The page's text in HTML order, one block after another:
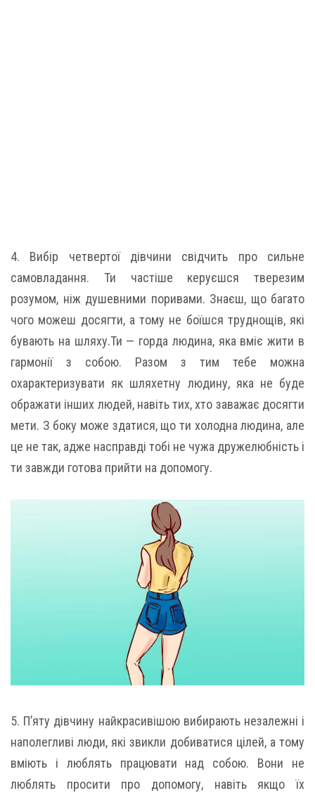
4. Вибір четвертої дівчини свідчить про сильне
самовладання. Ти частіше керуєшся тверезим
розумом, ніж душевними поривами. Знаєш, що багато
чого можеш досягти, а тому не боїшся труднощів, які
бувають на шляху.Ти — горда людина, яка вміє жити в
гармонії з собою. Разом з тим тебе можна
охарактеризувати як шляхетну людину, яка не буде
ображати інших людей, навіть тих, хто заважає досягти
мети. З боку може здатися, що ти холодна людина, але
це не так, адже насправді тобі не чужа дружелюбність і
ти завжди готова прийти на допомогу.
5. П’яту дівчину найкрасивішою вибирають незалежні і
наполегливі люди, які звикли добиватися цілей, а тому
вміють і люблять працювати над собою. Вони не
люблять просити про допомогу, навіть якщо їх